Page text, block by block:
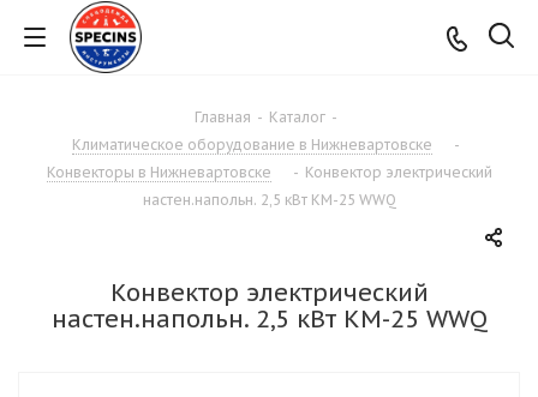
Главная - Каталог -
Климатическое оборудование в Нижневартовске
-
Конвекторы в Нижневартовске
- Конвектор электрический
настен.напольн. 2,5 кВт КМ-25 WWQ
Конвектор электрический
настен.напольн. 2,5 кВт КМ-25 WWQ